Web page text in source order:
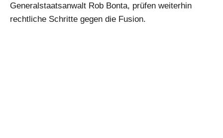
Generalstaatsanwalt Rob Bonta, prüfen weiterhin
rechtliche Schritte gegen die Fusion.